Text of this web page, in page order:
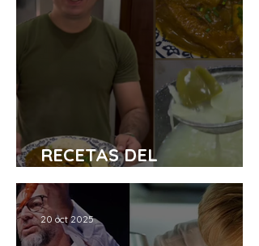
RECETAS DEL
CHEFCHAPU
20 oct 2025